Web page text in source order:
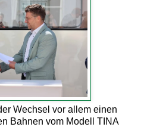
Wechsel vor allem einen
Bahnen vom Modell TINA